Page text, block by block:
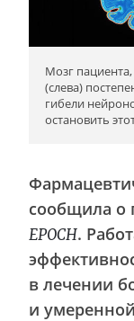
Мозг
(слева)
гибели
остановить
сообщила о
EPOCH.
в лечении
и